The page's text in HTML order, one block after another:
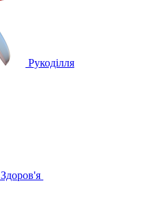
Рукоділля
Здоров'я